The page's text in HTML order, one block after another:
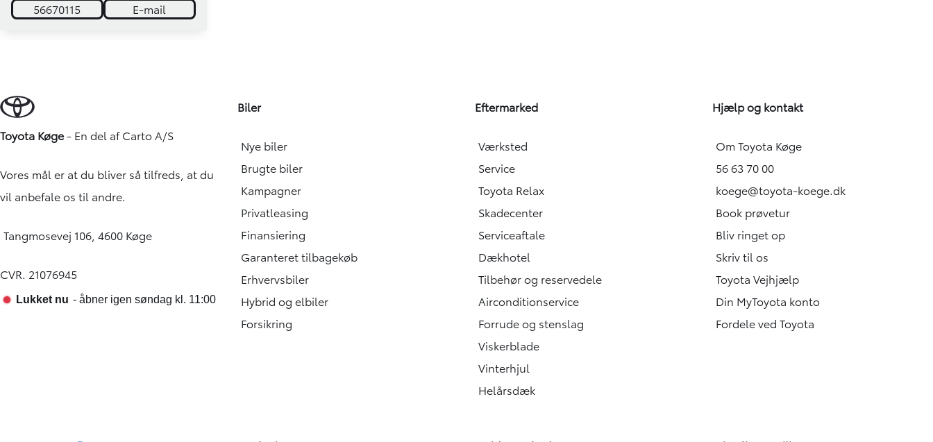
56670115 E-mail
Toyota Køge- En del afCarto A/S
Vores mål er at du bliver så tilfreds, at du
vil anbefale os til andre.
Tangmosevej 106, 4600 Køge
CVR. 21076945
Biler
Nye biler
Brugte biler
Kampagner
Privatleasing
Finansiering
Garanteret tilbagekøb
Erhvervsbiler
Hybrid og elbiler
Forsikring
Eftermarked
Værksted
Service
Toyota Relax
Skadecenter
Serviceaftale
Dækhotel
Tilbehør og reservedele
Airconditionservice
Forrude og stenslag
Viskerblade
Vinterhjul
Helårsdæk
Hjælp og kontakt
Om Toyota Køge
56 63 70 00
koege@toyota-koege.dk
Book prøvetur
Bliv ringet op
Skriv til os
Toyota Vejhjælp
Din MyToyota konto
Fordele ved Toyota